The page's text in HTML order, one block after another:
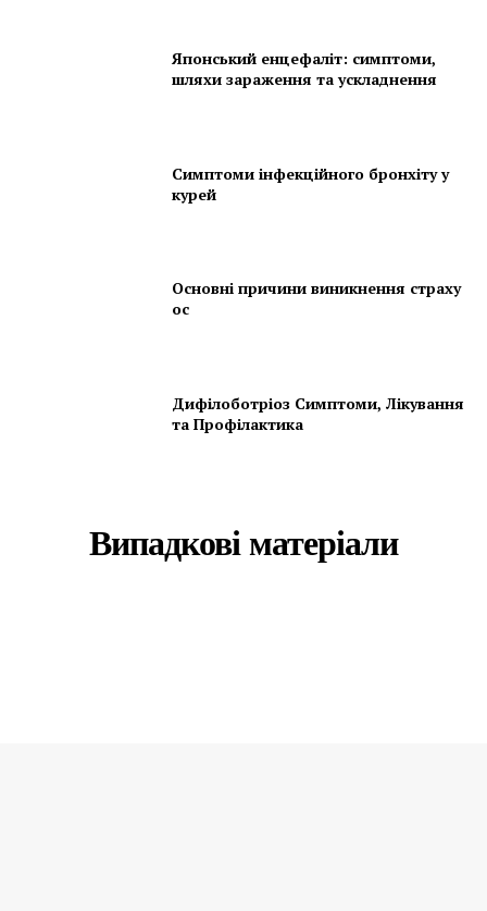
Японський енцефаліт: симптоми,
шляхи зараження та ускладнення
Симптоми інфекційного бронхіту у
курей
Основні причини виникнення страху
ос
Дифілоботріоз Симптоми, Лікування
та Профілактика
Випадкові матеріали